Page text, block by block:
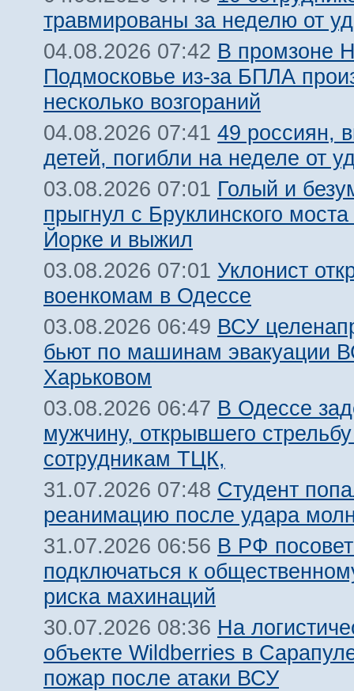
травмированы за неделю от
04.08.2026 07:42 В промзоне
Подмосковье из-за БПЛА
несколько возгораний
04.08.2026 07:41 49 россиян,
детей, погибли на неделе от
03.08.2026 07:01 Голый и
прыгнул с Бруклинского
Йорке и выжил
03.08.2026 07:01 Уклонист
военкомам в Одессе
03.08.2026 06:49 ВСУ
бьют по машинам эвакуации
Харьковом
03.08.2026 06:47 В Одессе
мужчину, открывшего
сотрудникам ТЦК,
31.07.2026 07:48 Студент
реанимацию после удара
31.07.2026 06:56 В РФ
подключаться к
риска махинаций
30.07.2026 08:36 На
объекте Wildberries в
пожар после атаки ВСУ